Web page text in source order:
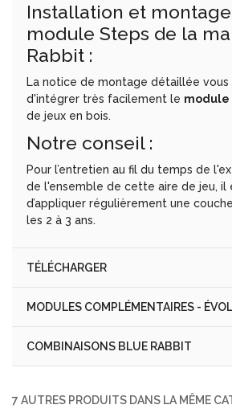
Installation et
module Steps de la
Rabbit :
La notice de montage détaillée
d'intégrer très facilement le
de jeux en bois.
Notre conseil :
Pour l’entretien au fil du temps de
de l'ensemble de cette aire de jeu, il
d’appliquer régulièrement une
les 2 à 3 ans.
TÉLÉCHARGER
MODULES COMPLÉMENTAIRES -
COMBINAISONS BLUE RABBIT
7 AUTRES PRODUITS DANS LA MÊME